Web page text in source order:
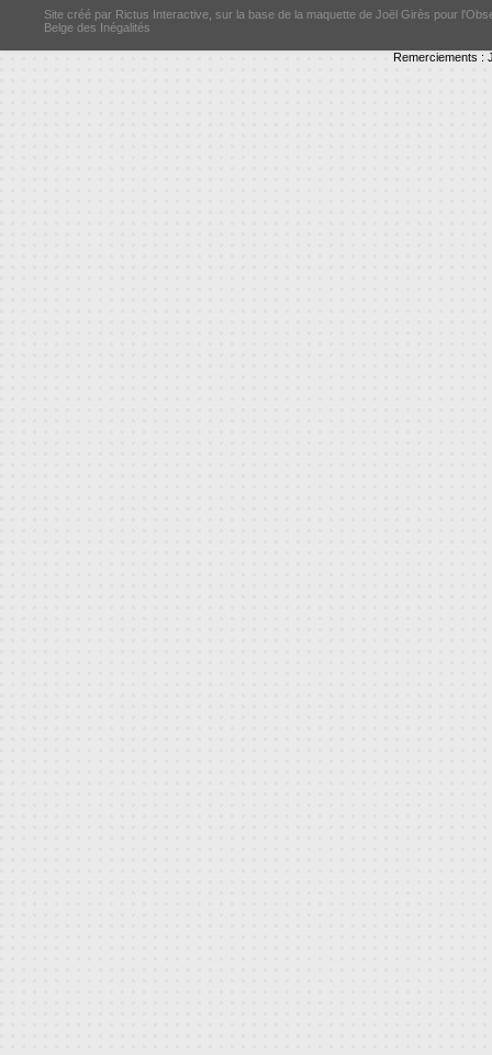
Site créé par Rictus Interactive, sur la base de la maquette de Joël Girès pour
Belge des Inégalités
Remerciements :